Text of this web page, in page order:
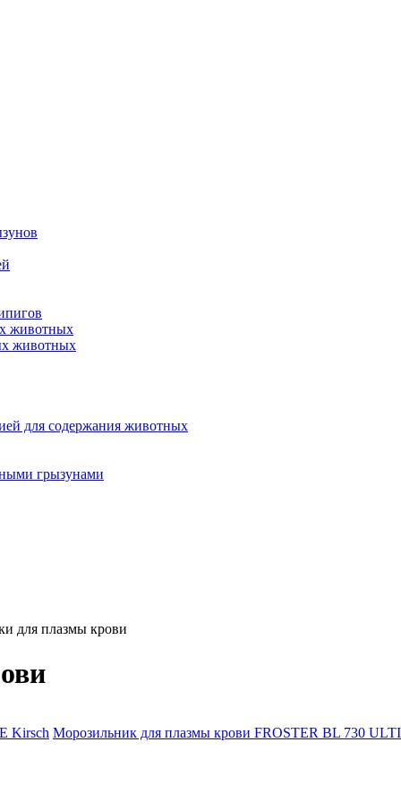
животных
животных
для содержания животных
грызунами
для плазмы крови
Kirsch Морозильник для плазмы крови FROSTER BL 730